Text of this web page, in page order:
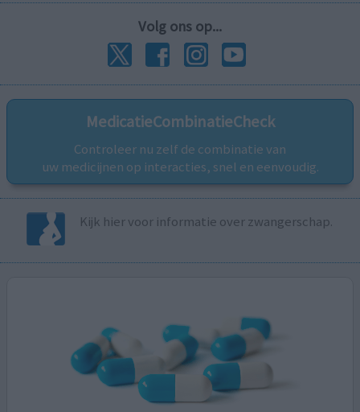
Volg ons op...
MedicatieCombinatieCheck
Controleer nu zelf de combinatie van
uw medicijnen op interacties, snel en eenvoudig.
Kijk hier voor informatie over zwangerschap.